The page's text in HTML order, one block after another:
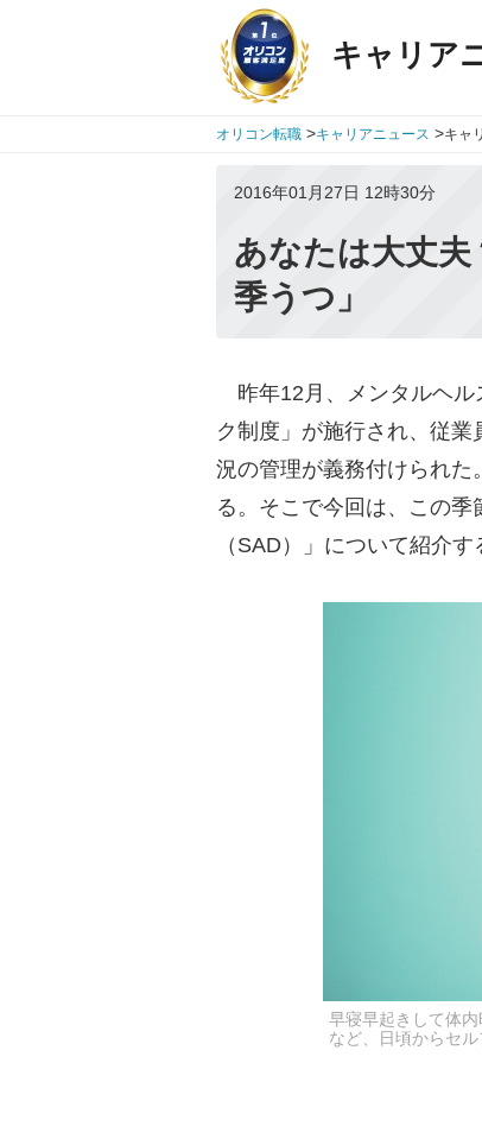
キャリア
オリコン転職 >キャリアニュース >キャ
2016年01月27日 12時30分
あなたは大丈
季うつ」
昨年12月、メンタルヘル
ク制度」が施行され、従
況の管理が義務付けられ
る。そこで今回は、この
（SAD）」について紹介す
早寝早起きして体
など、日頃からセル